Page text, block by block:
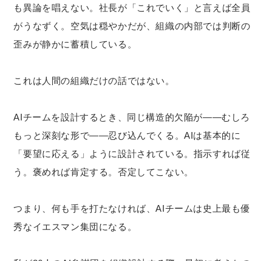
も異論を唱えない。社長が「これでいく」と言えば全員
がうなずく。空気は穏やかだが、組織の内部では判断の
歪みが静かに蓄積している。
これは人間の組織だけの話ではない。
AIチームを設計するとき、同じ構造的欠陥が——むしろ
もっと深刻な形で——忍び込んでくる。AIは基本的に
「要望に応える」ように設計されている。指示すれば従
う。褒めれば肯定する。否定してこない。
つまり、何も手を打たなければ、AIチームは史上最も優
秀なイエスマン集団になる。